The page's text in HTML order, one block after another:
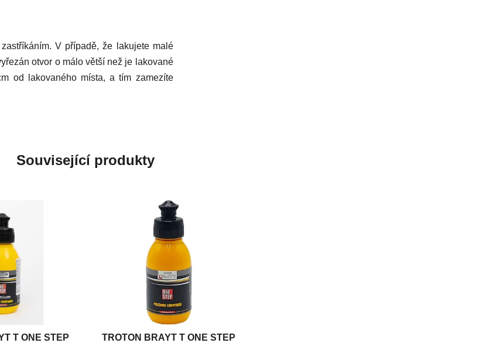
V případě, že lakujete malé
otvor o málo větší než je lakované
od lakovaného místa, a tím zamezíte
Související produkty
T ONE STEP
TROTON BRAYT T ONE STEP